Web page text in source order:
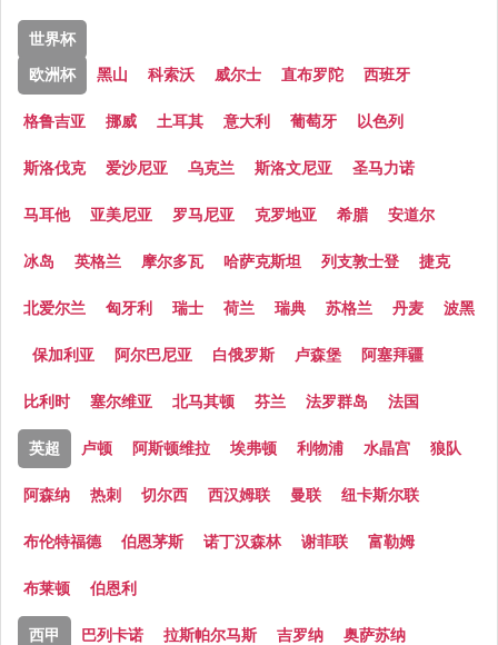
世界杯
欧洲杯 黑山 科索沃 威尔士 直布罗陀 西班牙
格鲁吉亚 挪威 土耳其 意大利 葡萄牙 以色列
斯洛伐克 爱沙尼亚 乌克兰 斯洛文尼亚 圣马力诺
马耳他 亚美尼亚 罗马尼亚 克罗地亚 希腊 安道尔
冰岛 英格兰 摩尔多瓦 哈萨克斯坦 列支敦士登 捷克
北爱尔兰 匈牙利 瑞士 荷兰 瑞典 苏格兰 丹麦 波黑
保加利亚 阿尔巴尼亚 白俄罗斯 卢森堡 阿塞拜疆
比利时 塞尔维亚 北马其顿 芬兰 法罗群岛 法国
英超 卢顿 阿斯顿维拉 埃弗顿 利物浦 水晶宫 狼队
阿森纳 热刺 切尔西 西汉姆联 曼联 纽卡斯尔联
布伦特福德 伯恩茅斯 诺丁汉森林 谢菲联 富勒姆
布莱顿 伯恩利
西甲 巴列卡诺 拉斯帕尔马斯 吉罗纳 奥萨苏纳